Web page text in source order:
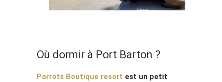
Où dormir à Port Barton ?
Parrots Boutique resort est un petit